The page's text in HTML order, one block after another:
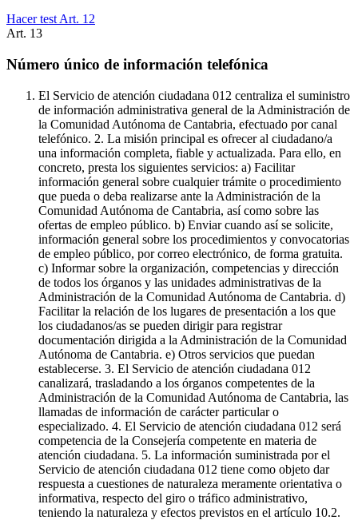
Hacer test Art. 12
Art. 13
Número único de información telefónica
El Servicio de atención ciudadana 012 centraliza el suministro
de información administrativa general de la Administración de
la Comunidad Autónoma de Cantabria, efectuado por canal
telefónico. 2. La misión principal es ofrecer al ciudadano/a
una información completa, fiable y actualizada. Para ello, en
concreto, presta los siguientes servicios: a) Facilitar
información general sobre cualquier trámite o procedimiento
que pueda o deba realizarse ante la Administración de la
Comunidad Autónoma de Cantabria, así como sobre las
ofertas de empleo público. b) Enviar cuando así se solicite,
información general sobre los procedimientos y convocatorias
de empleo público, por correo electrónico, de forma gratuita.
c) Informar sobre la organización, competencias y dirección
de todos los órganos y las unidades administrativas de la
Administración de la Comunidad Autónoma de Cantabria. d)
Facilitar la relación de los lugares de presentación a los que
los ciudadanos/as se pueden dirigir para registrar
documentación dirigida a la Administración de la Comunidad
Autónoma de Cantabria. e) Otros servicios que puedan
establecerse. 3. El Servicio de atención ciudadana 012
canalizará, trasladando a los órganos competentes de la
Administración de la Comunidad Autónoma de Cantabria, las
llamadas de información de carácter particular o
especializado. 4. El Servicio de atención ciudadana 012 será
competencia de la Consejería competente en materia de
atención ciudadana. 5. La información suministrada por el
Servicio de atención ciudadana 012 tiene como objeto dar
respuesta a cuestiones de naturaleza meramente orientativa o
informativa, respecto del giro o tráfico administrativo,
teniendo la naturaleza y efectos previstos en el artículo 10.2.